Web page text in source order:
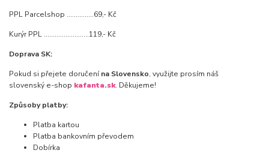
PPL Parcelshop ...............69,- Kč
Kurýr PPL .........................119,- Kč
Doprava SK:
Pokud si přejete doručenína Slovensko, využijte prosím náš
slovenský e-shop kafanta.sk. Děkujeme!
Způsoby platby:
Platba kartou
Platba bankovním převodem
Dobírka